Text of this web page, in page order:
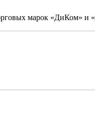
марок «ДиКом» и